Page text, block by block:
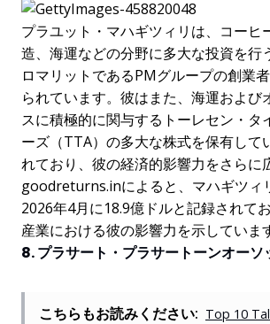
プラユット・マハギツィリは、コーヒ
造、海運などの分野に多大な投資を行
ロマリットであるPMグループの創業
られています。彼はまた、海運および
スに積極的に関与するトーレセン・タ
ーズ（TTA）の多大な株式を保有して
れており、彼の経済的影響力をさらに
goodreturns.inによると、マハギツィ
2026年4月に18.9億ドルと記録されて
産業における彼の影響力を示していま
8. プラサート・プラサートーンオーソ
こちらもお読みください: Top 10